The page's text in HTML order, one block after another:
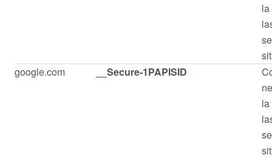
google.com
__Secure-1PAPISID